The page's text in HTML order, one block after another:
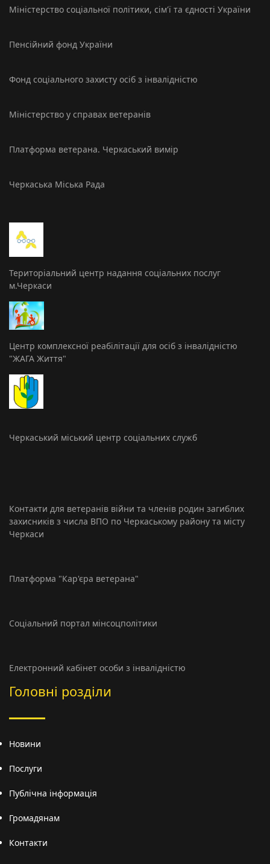
Міністерство соцiальної політики, сім'ї та єдності України
Пенсійний фонд України
Фонд соціального захисту осіб з інвалідністю
Міністерство у справах ветеранів
Платформа ветерана. Черкаський вимір
Черкаська Міська Рада
Територіальний центр надання соціальних послуг
м.Черкаси
Центр комплексної реабілітації для осіб з інвалідністю
"ЖАГА Життя"
Черкаський міський центр соціальних служб
Контакти для ветеранів війни та членів родин загиблих
захисників з числа ВПО по Черкаському району та місту
Черкаси
Платформа "Кар'єра ветерана"
Соціальний портал мінсоцполітики
Електронний кабінет особи з інвалідністю
Головні розділи
Новини
Послуги
Публічна інформація
Громадянам
Контакти